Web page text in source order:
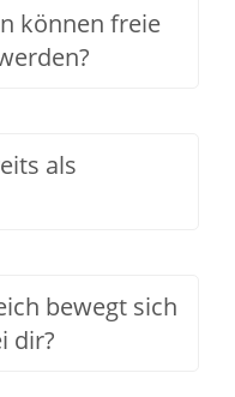
können freie
als
bewegt sich
dir?